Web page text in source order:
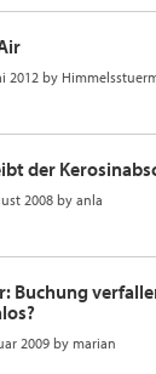
2012by
der
2008 by anla
Buchung
2009 by marian